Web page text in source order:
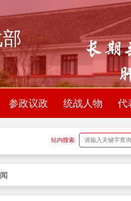
参政议政 统战人物 代
站内搜索: